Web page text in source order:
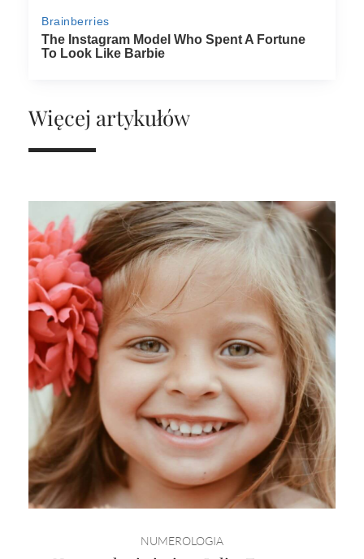
Więcej artykułów
NUMEROLOGIA